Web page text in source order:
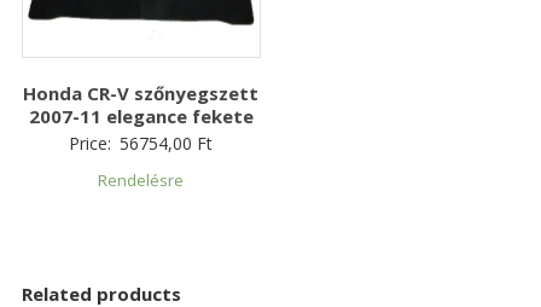
Honda CR-V szőnyegszett
2007-11 elegance fekete
Price: 56754,00 Ft
Rendelésre
Related products